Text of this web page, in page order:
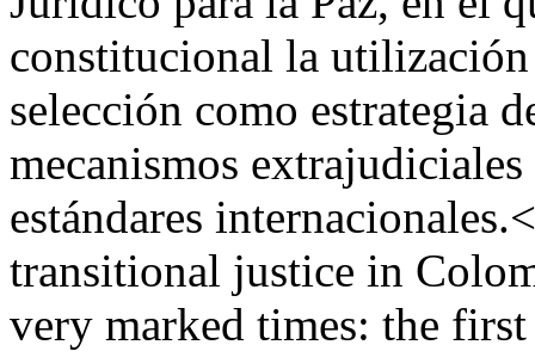
constitucional la
selección como estrategia
mecanismos
estándares
transitional justice in
very marked times: the